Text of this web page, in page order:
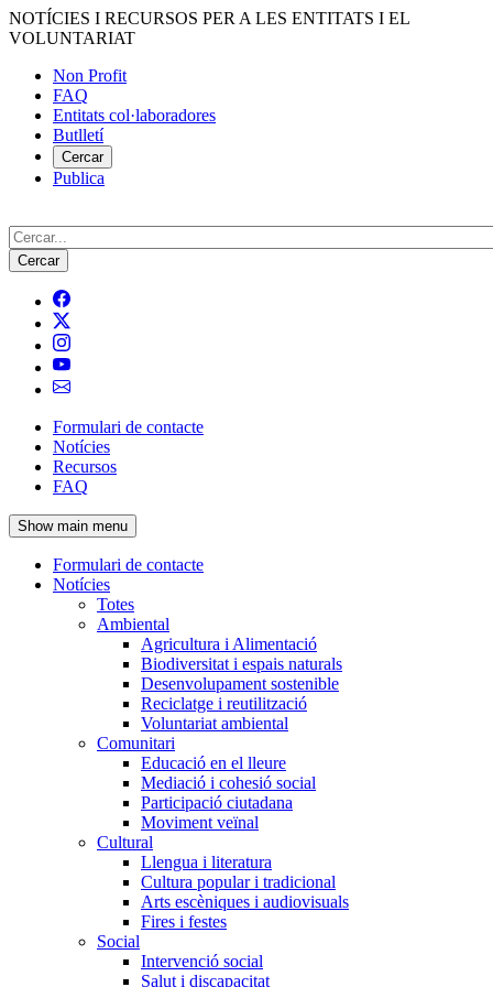
Vés
al
NOTÍCIES I RECURSOS PER A LES ENTITATS I EL
VOLUNTARIAT
Menú
del
compte
d'usuari
Non Profit
FAQ
Entitats col·laboradores
Butlletí
Cercar
Publica
Cerca
Navegació
principal
de
l'encapçalament
Formulari de contacte
Notícies
Recursos
FAQ
Show main menu
Navegació
principal
Formulari de contacte
Notícies
Totes
Ambiental
Agricultura i Alimentació
Biodiversitat i espais naturals
Desenvolupament sostenible
Reciclatge i reutilització
Voluntariat ambiental
Comunitari
Educació en el lleure
Mediació i cohesió social
Participació ciutadana
Moviment veïnal
Cultural
Llengua i literatura
Cultura popular i tradicional
Arts escèniques i audiovisuals
Fires i festes
Social
Intervenció social
Salut i discapacitat